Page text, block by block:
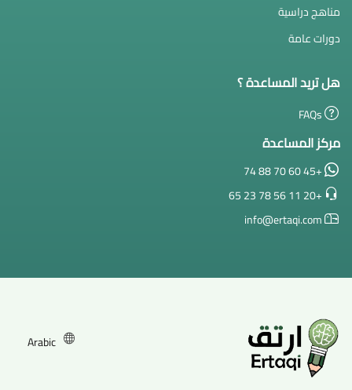
مناهج دراسية
دورات عامة
هل تريد المساعدة ؟
مركز المساعدة
+45 60 70 88 74
+20 11 56 78 23 65
info@ertaqi.com
Arabic